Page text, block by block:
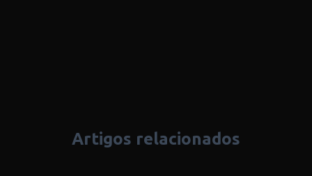
Artigos relacionados